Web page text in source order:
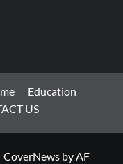
Education
US
CoverNews by AF